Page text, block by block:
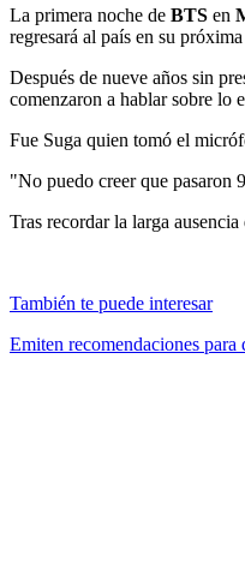
La primera noche de BTS en
regresará al país en su
Después de nueve años sin
comenzaron a hablar sobre lo
Fue Suga quien tomó el
"No puedo creer que pasaron
Tras recordar la larga ausencia
También te puede interesar
Emiten recomendaciones